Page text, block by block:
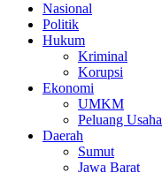
Nasional
Politik
Hukum
Kriminal
Korupsi
Ekonomi
UMKM
Peluang Usaha
Daerah
Sumut
Jawa Barat